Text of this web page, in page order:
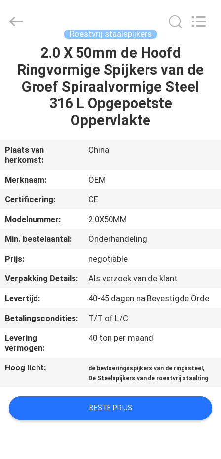
PRODUCTEN
FABRIEKSREIS
KWALITEITSCONTROLE
CONTACTEER
ONS
VERZOEK
OM EEN
SITEMAP
PRIVACY
License.
Roestvrij staalspijkers
2.0 X 50mm de Hoofd
Ringvormige Spijkers van de
Groef Spiraalvormige Steel
316 L Opgepoetste
Oppervlakte
Plaats van
herkomst:
China
Merknaam:
OEM
Certificering:
CE
Modelnummer:
2.0X50MM
Min. bestelaantal:
Onderhandeling
Prijs:
negotiable
Verpakking Details:
Als verzoek van de klant
Levertijd:
40-45 dagen na Bevestigde Orde
Betalingscondities:
T/T of L/C
Levering
vermogen:
40 ton per maand
Hoog licht: de bevloeringsspijkers van de ringssteel ,
De Steelspijkers van de roestvrij staalring
BESTE PRIJS